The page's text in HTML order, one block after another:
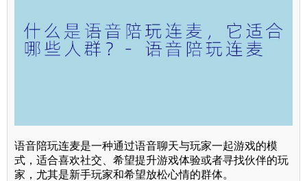
语音陪玩连麦是一种通过语音聊天与玩家一起游戏的模
式，适合喜欢社交、希望提升游戏体验或者寻找伙伴的玩
家，尤其是新手玩家和希望放松心情的群体。